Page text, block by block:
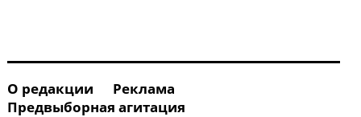
О редакции
Реклама
Предвыборная агитация